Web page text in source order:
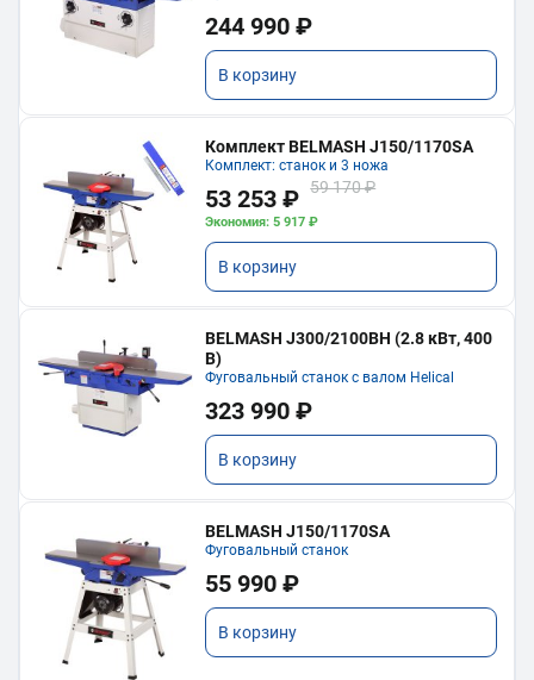
244 990 ₽
В корзину
Комплект BELMASH J150/1170SA
Комплект: станок и 3 ножа
53 253 ₽ 59 170 ₽
Экономия: 5 917 ₽
В корзину
BELMASH J300/2100ВH (2.8 кВт, 400
В)
Фуговальный станок с валом Helical
323 990 ₽
В корзину
BELMASH J150/1170SA
Фуговальный станок
55 990 ₽
В корзину